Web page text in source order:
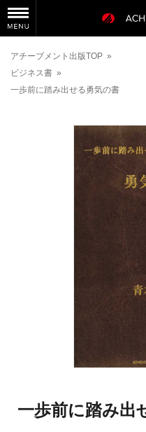
アチーブメント出版TOP »
ビジネス書 »
一歩前に踏み出せる勇気の書
一歩前に踏み出